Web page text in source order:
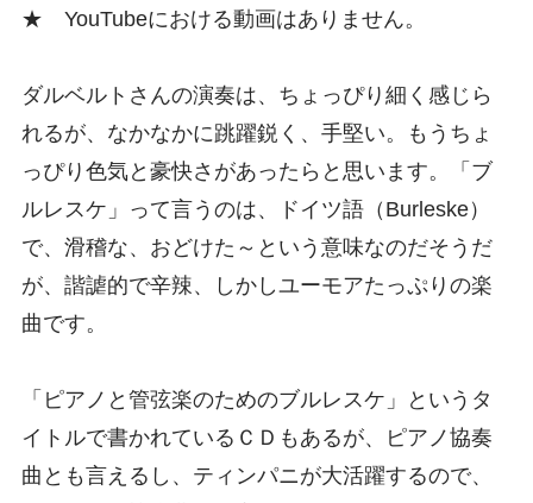
★ YouTubeにおける動画はありません。
ダルベルトさんの演奏は、ちょっぴり細く感じら
れるが、なかなかに跳躍鋭く、手堅い。もうちょ
っぴり色気と豪快さがあったらと思います。「ブ
ルレスケ」って言うのは、ドイツ語（Burleske）
で、滑稽な、おどけた～という意味なのだそうだ
が、諧謔的で辛辣、しかしユーモアたっぷりの楽
曲です。
「ピアノと管弦楽のためのブルレスケ」というタ
イトルで書かれているＣＤもあるが、ピアノ協奏
曲とも言えるし、ティンパニが大活躍するので、